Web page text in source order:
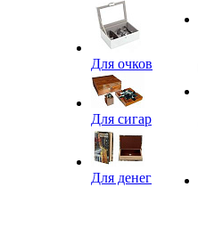
Для очков
Для сигар
Для денег